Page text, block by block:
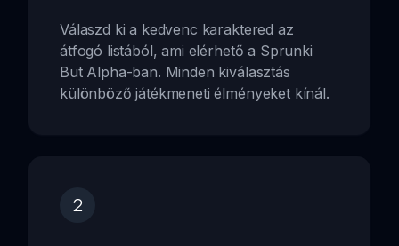
Válaszd ki a kedvenc karaktered az
átfogó listából, ami elérhető a Sprunki
But Alpha-ban. Minden kiválasztás
különböző játékmeneti élményeket kínál.
2